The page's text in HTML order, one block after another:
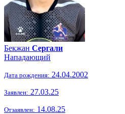
Бекжан Сергали
Нападающий
Дата рождения: 24.04.2002
Заявлен: 27.03.25
Отзаявлен: 14.08.25